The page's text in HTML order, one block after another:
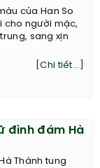
của Han So
cho người mặc,
sang xịn
[Chi tiết...]
đình đám Hà
Thành tung